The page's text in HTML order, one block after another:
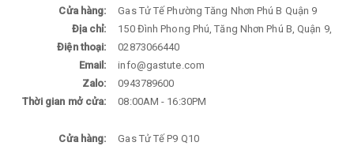
Cửa hàng:
Gas Tử Tế Phường Tăng Nhơn Phú B Quận 9
Địa chỉ:
150 Đình Phong Phú, Tăng Nhơn Phú B, Quận 9,
Điện thoại:
02873066440
Email:
info@gastute.com
Zalo:
0943789600
Thời gian mở cửa:
08:00AM - 16:30PM
Cửa hàng:
Gas Tử Tế P9 Q10